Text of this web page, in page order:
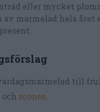
eller mycket
av marmelad hela året
till
scones.